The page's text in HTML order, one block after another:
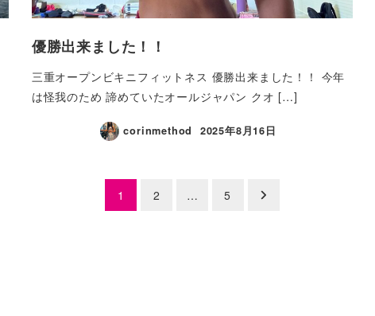
優勝出来ました！！
三重オープンビキニフィットネス 優勝出来ました！！ 今年
は怪我のため 諦めていたオールジャパン クオ […]
corinmethod 2025年8月16日
1 2 … 5